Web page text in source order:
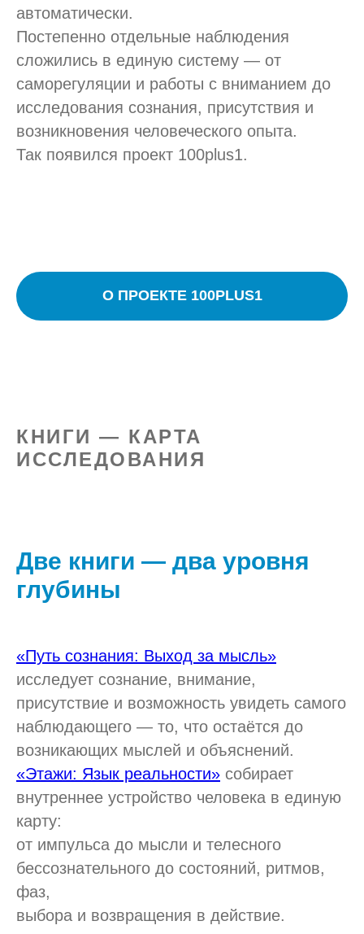
автоматически.
Постепенно отдельные наблюдения
сложились в единую систему — от
саморегуляции и работы с вниманием до
исследования сознания, присутствия и
возникновения человеческого опыта.
Так появился проект 100plus1.
О ПРОЕКТЕ 100PLUS1
КНИГИ — КАРТА
ИССЛЕДОВАНИЯ
Две книги — два уровня
глубины
«Путь сознания: Выход за мысль»
исследует сознание, внимание,
присутствие и возможность увидеть самого
наблюдающего — то, что остаётся до
возникающих мыслей и объяснений.
«Этажи: Язык реальности» собирает
внутреннее устройство человека в единую
карту:
от импульса до мысли и телесного
бессознательного до состояний, ритмов,
фаз,
выбора и возвращения в действие.